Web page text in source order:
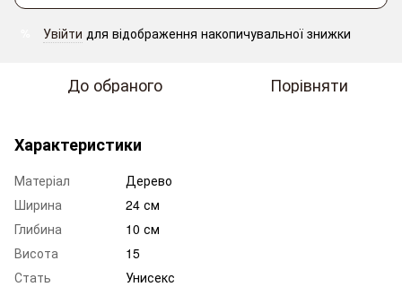
Увійти для відображення накопичувальної знижки
До обраного Порівняти
Характеристики
Матеріал
Дерево
Ширина
24 см
Глибина
10 см
Висота
15
Стать
Унисекс